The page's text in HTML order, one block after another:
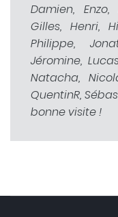
Damien, Enzo,
Gilles, Henri,
Philippe,
Jéromine,
Natacha,
QuentinR,
bonne visite !